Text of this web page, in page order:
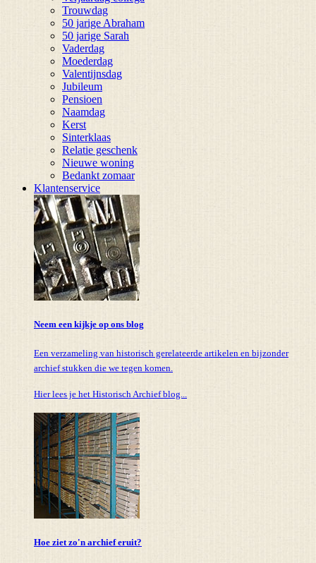
Trouwdag
50 jarige Abraham
50 jarige Sarah
Vaderdag
Moederdag
Valentijnsdag
Jubileum
Pensioen
Naamdag
Kerst
Sinterklaas
Relatie geschenk
Nieuwe woning
Bedankt zomaar
Klantenservice
Neem een kijkje op ons blog
Een verzameling van historisch gerelateerde artikelen en bijzonder
archief stukken die we tegen komen.
Hier lees je het Historisch Archief blog...
Hoe ziet zo'n archief eruit?